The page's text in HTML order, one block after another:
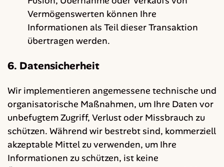
Vermögenswerten können Ihre
Informationen als Teil dieser Transaktion
übertragen werden.
6. Datensicherheit
Wir implementieren angemessene technische und
organisatorische Maßnahmen, um Ihre Daten vor
unbefugtem Zugriff, Verlust oder Missbrauch zu
schützen. Während wir bestrebt sind, kommerziell
akzeptable Mittel zu verwenden, um Ihre
Informationen zu schützen, ist keine